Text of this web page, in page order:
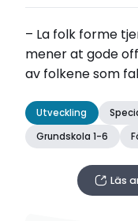
– La folk forme
mener at gode
av folkene som
Utveckling
Grundskola 1-6
Läs